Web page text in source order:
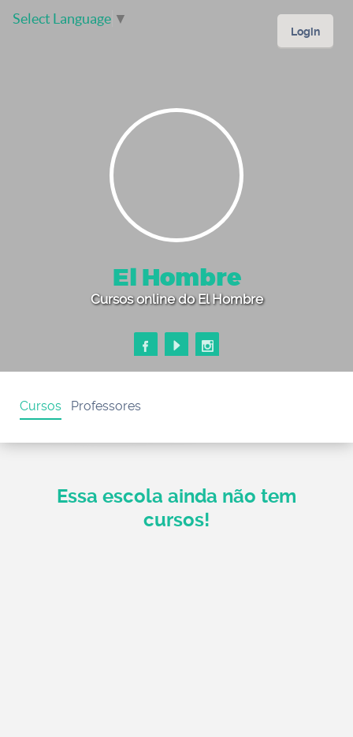
Select Language ▼
Login
El Hombre
Cursos online do El Hombre
Cursos Professores
Essa escola ainda não tem
cursos!